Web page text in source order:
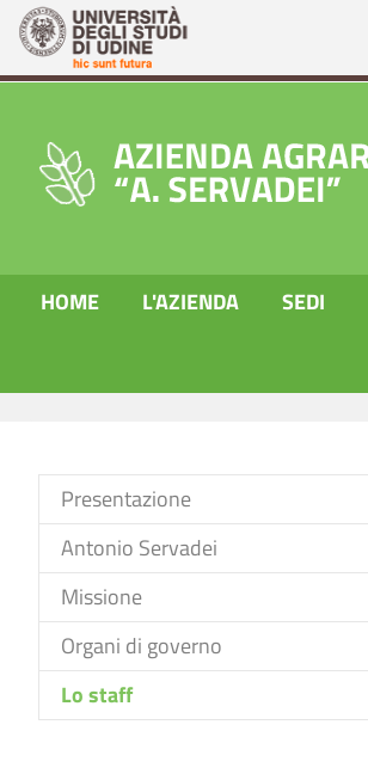
Skip to main content
HOME L'AZIENDA SEDI
Presentazione
Antonio Servadei
Missione
Organi di governo
Lo staff(current)